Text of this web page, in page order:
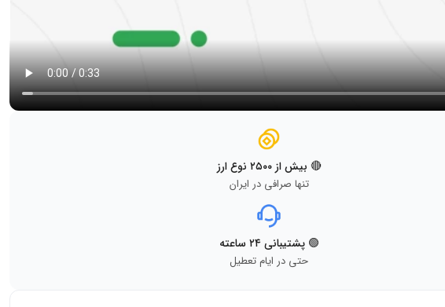
🔴 بیش از ۲۵۰۰ نوع ارز
تنها صرافی در ایران
🟢 پشتیبانی ۲۴ ساعته
حتی در ایام تعطیل